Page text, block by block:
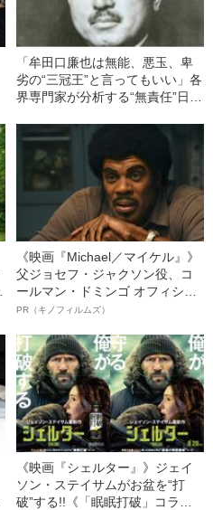
「牟田口廉也は無能、悪玉、卑
劣の“三冠王”と言ってもいい」各
界専門家が分析する“無責任”日本
《映画『Michael／マイケル』》
父ジョセフ・ジャクソン役、コ
ールマン・ドミンゴ オフィシャ
ルインタビュー“観客を魅了した
語る”《日本興収70億円突破》
PR（キノフィルムズ）
《映画『シェルター』》ジェイ
ソン・ステイサムがお盆を“打
破”する!!《「眠眠打破」コラ